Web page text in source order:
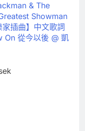
& The
Showman
家插曲】中文歌詞
從今以後 @ 凱